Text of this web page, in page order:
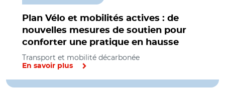
Plan Vélo et mobilités actives : de
nouvelles mesures de soutien pour
conforter une pratique en hausse
Transport et mobilité décarbonée
En savoir plus